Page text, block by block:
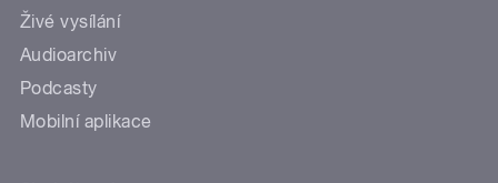
Živé vysílání
Audioarchiv
Podcasty
Mobilní aplikace